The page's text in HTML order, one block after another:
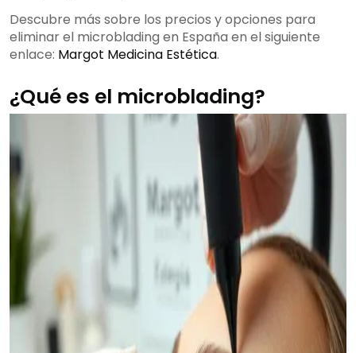
Descubre más sobre los precios y opciones para
eliminar el microblading en España en el siguiente
enlace: Margot Medicina Estética.
¿Qué es el microblading?